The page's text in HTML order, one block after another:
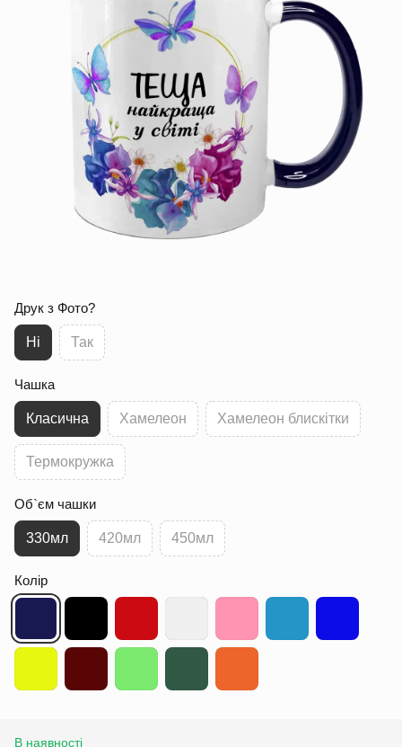
Друк з Фото?
Ні Так
Чашка
Класична Хамелеон Хамелеон блискітки
Термокружка
Об`єм чашки
330мл 420мл 450мл
Колір
В наявності